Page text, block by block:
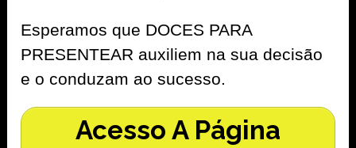
Esperamos que DOCES PARA
PRESENTEAR auxiliem na sua decisão
e o conduzam ao sucesso.
Acesso A Página